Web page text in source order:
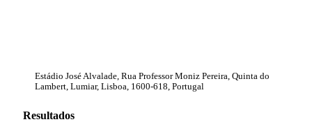
Estádio José Alvalade, Rua Professor Moniz Pereira, Quinta do
Lambert, Lumiar, Lisboa, 1600-618, Portugal
Resultados